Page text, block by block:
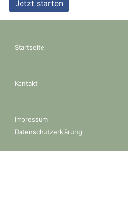
Startseite
Kontakt
Impressum
Datenschutzerklärung